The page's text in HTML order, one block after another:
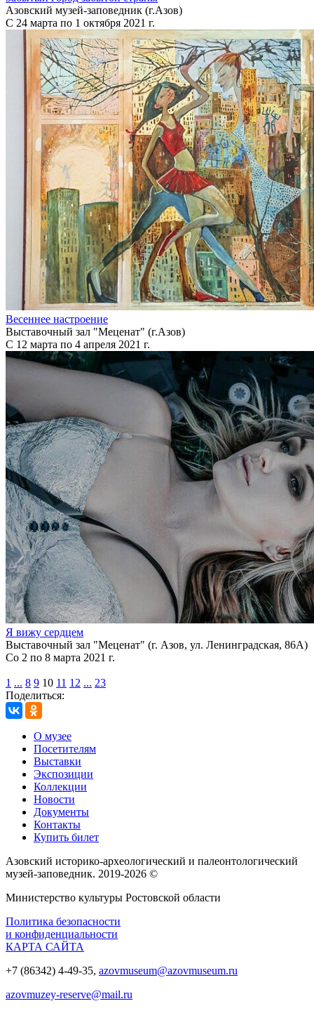
Азовский музей-заповедник (г.Азов)
С 24 марта по 1 октября 2021 г.
Весеннее настроение
Выставочный зал "Меценат" (г.Азов)
С 12 марта по 4 апреля 2021 г.
Я вижу сердцем
Выставочный зал "Меценат" (г. Азов, ул. Ленинградская, 86А)
Со 2 по 8 марта 2021 г.
1 ... 8 9 10 11 12 ... 23
Поделиться:
О музее
Посетителям
Выставки
Экспозиции
Коллекции
Новости
Документы
Контакты
Купить билет
Азовский историко‑археологический и палеонтологический
музей‑заповедник. 2019-2026 ©
Министерство культуры Ростовской области
Политика безопасности
и конфиденциальности
КАРТА САЙТА
+7 (86342) 4-49-35, azovmuseum@azovmuseum.ru
azovmuzey-reserve@mail.ru